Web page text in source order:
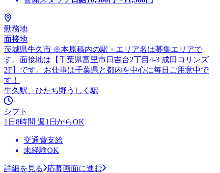
勤務地
面接地
茨城県牛久市 ※本原稿内の駅・エリア名は募集エリアで
す。面接地は【千葉県富里市日吉台2丁目4-3 成田コリンズ
2F】です。お仕事は千葉県と都内を中心に毎日ご用意中で
す！
牛久駅、ひたち野うしく駅
シフト
1日8時間 週1日からOK
交通費支給
未経験OK
詳細を見る
応募画面に進む